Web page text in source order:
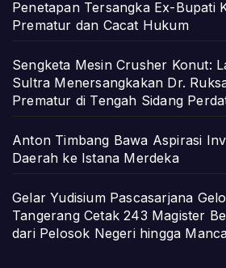
Penetapan Tersangka Ex-Bupati
Prematur dan Cacat Hukum
Sengketa Mesin Crusher Konut:
Sultra Menersangkakan Dr.
Prematur di Tengah Sidang
Anton Timbang Bawa Aspirasi
Daerah ke Istana Merdeka
Gelar Yudisium Pascasarjana
Tangerang Cetak 243 Magister
dari Pelosok Negeri hingga